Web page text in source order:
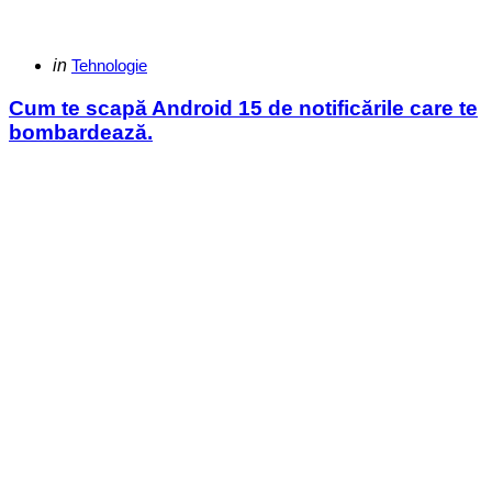
Categories
Posted
in Tehnologie
Cum te scapă Android 15 de notificările care te
bombardează.